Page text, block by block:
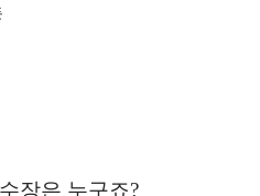
장은 누구죠?